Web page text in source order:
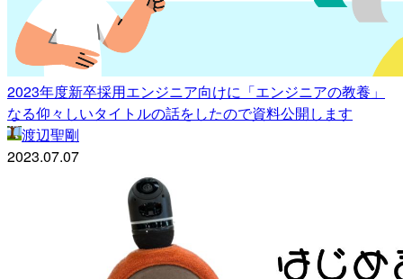
2023年度新卒採用エンジニア向けに「エンジニアの教養」
なる仰々しいタイトルの話をしたので資料公開します
渡辺聖剛
2023.07.07